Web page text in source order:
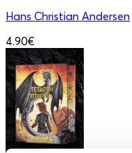
Hans Christian Andersen
4.90€